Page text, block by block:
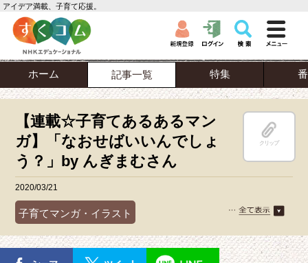
アイデア満載、子育て応援。
ホーム 記事一覧 特集
【連載☆子育てあるあるマン
ガ】「なおせばいいんでしょ
う？」by んぎまむさん
クリップ
2020/03/21
子育てマンガ・イラスト